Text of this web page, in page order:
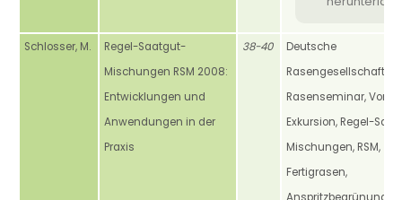
Schlosser, M.
Regel-Saatgut-
Mischungen RSM 2008:
Entwicklungen und
Anwendungen in der
Praxis
38-40
Deutsche
Rasengesellschaft,
Rasenseminar,
Exkursion, Regel-
Mischungen, RSM,
Fertigrasen,